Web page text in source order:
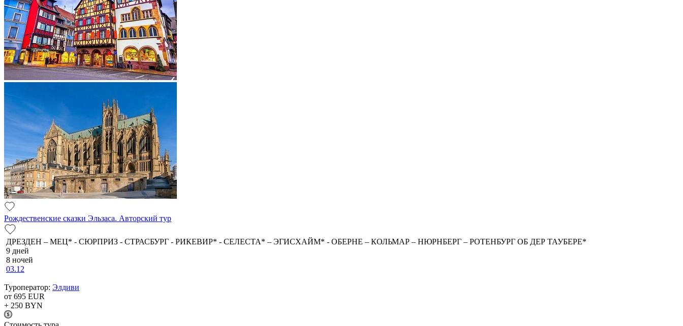
Рождественские сказки Эльзаса. Авторский тур
ДРЕЗДЕН – МЕЦ* - СЮРПРИЗ - СТРАСБУРГ - РИКЕВИР* - СЕЛЕСТА* – ЭГИСХАЙМ* - ОБЕРНЕ – КОЛЬМАР – НЮРНБЕРГ – РОТЕНБУРГ ОБ ДЕР ТАУБЕРЕ*
9 дней
8 ночей
03.12
Туроператор: Элдиви
от 695 EUR
+ 250 BYN